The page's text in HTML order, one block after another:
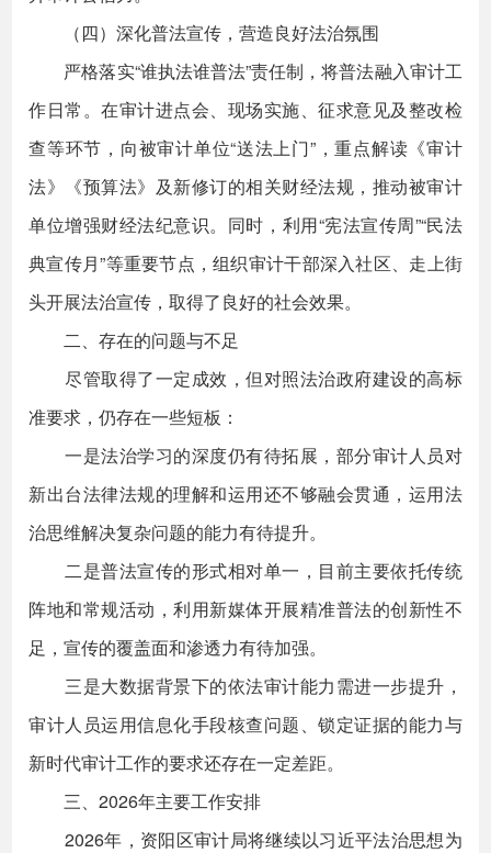
（四）深化普法宣传，营造良好法治氛围
严格落实“谁执法谁普法”责任制，将普法融入审计工
作日常。在审计进点会、现场实施、征求意见及整改检
查等环节，向被审计单位“送法上门”，重点解读《审计
法》《预算法》及新修订的相关财经法规，推动被审计
单位增强财经法纪意识。同时，利用“宪法宣传周”“民法
典宣传月”等重要节点，组织审计干部深入社区、走上街
头开展法治宣传，取得了良好的社会效果。
二、存在的问题与不足
尽管取得了一定成效，但对照法治政府建设的高标
准要求，仍存在一些短板：
一是法治学习的深度仍有待拓展，部分审计人员对
新出台法律法规的理解和运用还不够融会贯通，运用法
治思维解决复杂问题的能力有待提升。
二是普法宣传的形式相对单一，目前主要依托传统
阵地和常规活动，利用新媒体开展精准普法的创新性不
足，宣传的覆盖面和渗透力有待加强。
三是大数据背景下的依法审计能力需进一步提升，
审计人员运用信息化手段核查问题、锁定证据的能力与
新时代审计工作的要求还存在一定差距。
三、2026年主要工作安排
2026年，资阳区审计局将继续以习近平法治思想为